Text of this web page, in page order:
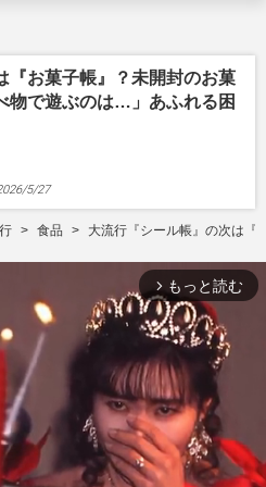
『お菓子帳』？未開封のお菓
物で遊ぶのは…」あふれる困
5/27
食品 大流行『シール帳』の次は『
arrow_forward_ios もっと読む